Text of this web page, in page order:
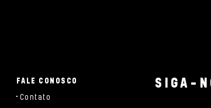
FALE CONOSCO
Contato
SIGA-